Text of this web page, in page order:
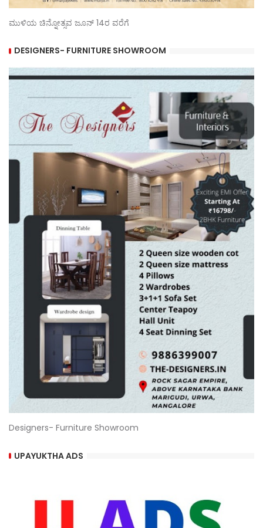
ಮುಳಿಯ ಚಿನ್ನೋತ್ಸವ ಜೂನ್ 14ರ ವರೆಗೆ
DESIGNERS- FURNITURE SHOWROOM
Designers- Furniture Showroom
UPAYUKTHA ADS